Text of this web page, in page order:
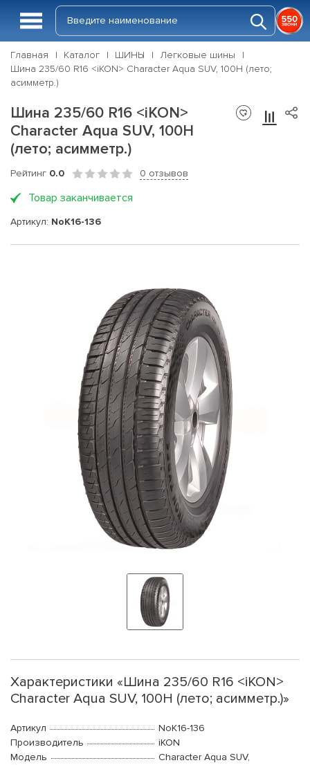
Главная Каталог ШИНЫ
Легковые шины
Шина 235/60 R16 <iKON> Character Aqua SUV, 100H (лето;
асимметр.)
Шина 235/60 R16 <iKON>
Character Aqua SUV, 100H
(лето; асимметр.)
Рейтинг 0.0 0 отзывов
Товар заканчивается
Артикул: NoK16-136
Характеристики «Шина 235/60 R16 <iKON>
Character Aqua SUV, 100H (лето; асимметр.)»
Артикул
NoK16-136
Производитель
iKON
Модель
Character Aqua SUV,